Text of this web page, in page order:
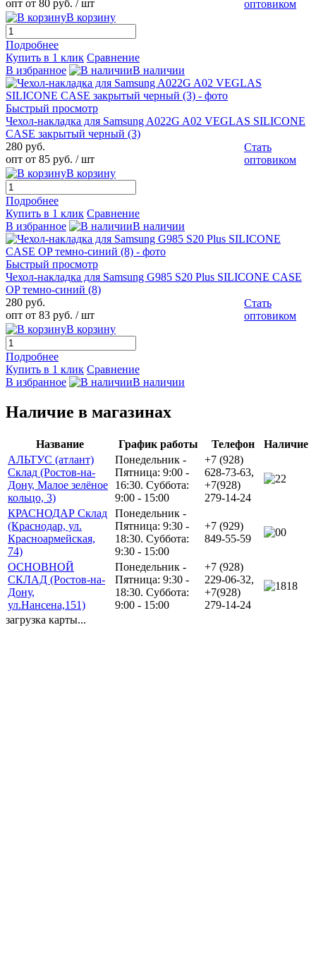
опт от 80 руб. / шт
оптовиком
В корзину
Подробнее
Купить в 1 клик Сравнение
В избранное
В наличии
Быстрый просмотр
Чехол-накладка для Samsung A022G A02 VEGLAS SILICONE
CASE закрытый черный (3)
280 руб.
опт от 85 руб. / шт
Стать
оптовиком
В корзину
Подробнее
Купить в 1 клик Сравнение
В избранное
В наличии
Быстрый просмотр
Чехол-накладка для Samsung G985 S20 Plus SILICONE CASE
OP темно-синий (8)
280 руб.
опт от 83 руб. / шт
Стать
оптовиком
В корзину
Подробнее
Купить в 1 клик Сравнение
В избранное
В наличии
Наличие в магазинах
Название График работы Телефон
Наличие
АЛЬТУС (атлант)
Склад (Ростов-на-
Дону, Малое зелёное
кольцо, 3)
Понедельник -
Пятница: 9:00 -
16:30. Суббота:
9:00 - 15:00
+7 (928)
628-73-63,
+7(928)
279-14-24
2
КРАСНОДАР Склад
(Краснодар, ул.
Красноармейская,
74)
Понедельник -
Пятница: 9:30 -
18:30. Суббота:
9:30 - 15:00
+7 (929)
849-55-59
0
ОСНОВНОЙ
СКЛАД (Ростов-на-
Дону,
ул.Нансена,151)
Понедельник -
Пятница: 9:30 -
18:30. Суббота:
9:00 - 15:00
+7 (928)
229-06-32,
+7(928)
279-14-24
18
загрузка карты...